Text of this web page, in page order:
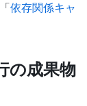
依存関係キャ
の成果物